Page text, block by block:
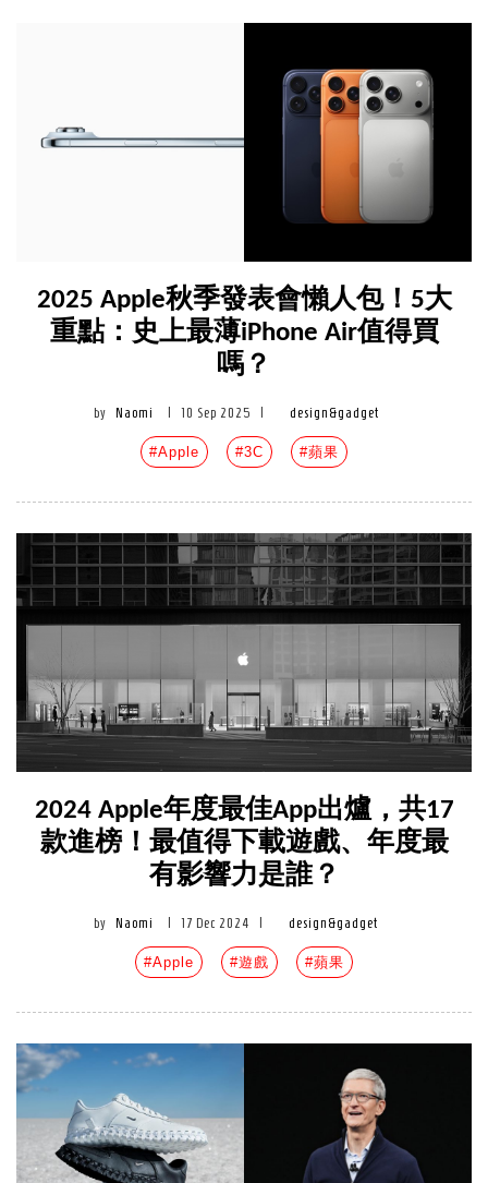
2025 Apple秋季發表會懶人包！5大
重點：史上最薄iPhone Air值得買
嗎？
by Naomi 10 Sep 2025 design&gadget
#Apple #3C #蘋果
2024 Apple年度最佳App出爐，共17
款進榜！最值得下載遊戲、年度最
有影響力是誰？
by Naomi 17 Dec 2024 design&gadget
#Apple #遊戲 #蘋果